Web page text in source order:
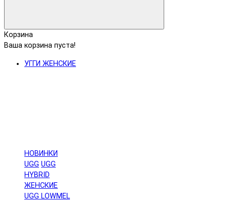
Корзина
Ваша корзина пуста!
УГГИ ЖЕНСКИЕ
НОВИНКИ
UGG UGG
HYBRID
ЖЕНСКИЕ
UGG LOWMEL